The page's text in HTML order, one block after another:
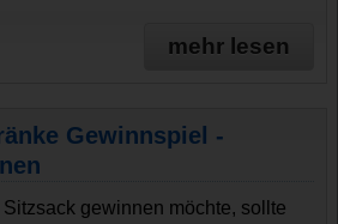
mehr lesen
Gewinnspiel -
gewinnen möchte, sollte